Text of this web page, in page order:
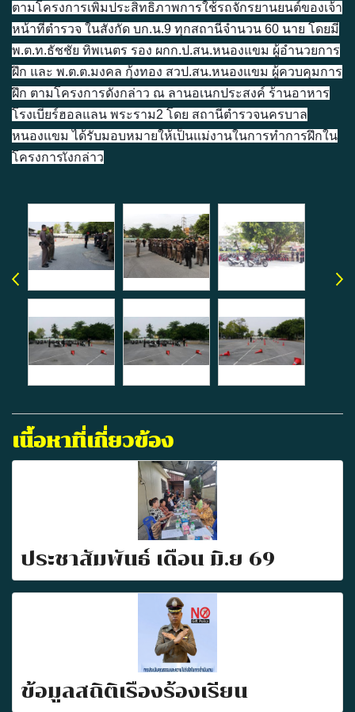
ตามโครงการเพิ่มประสิทธิภาพการใช้รถจักรยานยนต์ของเจ้า
หน้าที่ตำรวจ ในสังกัด บก.น.9 ทุกสถานีจำนวน 60 นาย โดยมี
พ.ต.ท.ธัชชัย ทิพเนตร รอง ผกก.ป.สน.หนองแขม ผู้อำนวยการ
ฝึก และ พ.ต.ต.มงคล กุ้งทอง สวป.สน.หนองแขม ผู้ควบคุมการ
ฝึก ตามโครงการดังกล่าว ณ ลานอเนกประสงค์ ร้านอาหาร
โรงเบียร์ฮอลแลน พระราม2 โดย สถานีตำรวจนครบาล
หนองแขม ได้รับมอบหมายให้เป็นแม่งานในการทำการฝึกใน
โครงการเังกล่าว
เนื้อหาที่เกี่ยวข้อง
ประชาสัมพันธ์ เดือน มิ.ย 69
ข้อมูลสถิติเรื่องร้องเรียน